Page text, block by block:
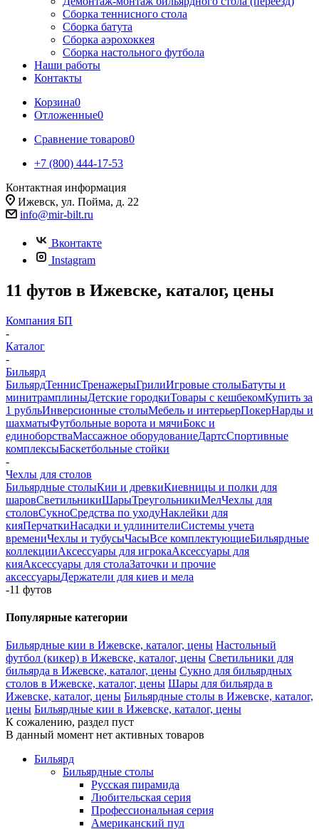
Сборка теннисного стола
Сборка батута
Сборка аэрохоккея
Сборка настольного футбола
Наши работы
Контакты
Корзина0
Отложенные0
Сравнение товаров0
+7 (800) 444-17-53
Контактная информация
Ижевск, ул. Пойма, д. 22
info@mir-bilt.ru
Вконтакте
Instagram
11 футов в Ижевске, каталог, цены
Компания БП
-
Каталог
-
Бильярд
БильярдТеннисТренажерыГрилиИгровые столыБатуты и
минитрамплиныДетские городкиТовары с кешбекомКупить за
1 рубльИнверсионные столыМебель и интерьерПокерНарды и
шахматыФутбольные ворота и мячиБокс и
единоборстваМассажное оборудованиеДартсСпортивные
комплексыБаскетбольные стойки
-
Чехлы для столов
Бильярдные столыКии и древкиКиевницы и полки для
шаровСветильникиШарыТреугольникиМелЧехлы для
столовСукноСредства по уходуНаклейки для
кияПерчаткиНасадки и удлинителиСистемы учета
времениЧехлы и тубусыЧасыВсе комплектующиеБильярдные
коллекцииАксессуары для игрокаАксессуары для
кияАксессуары для столаЗаточки и прочие
аксессуарыДержатели для киев и мела
-11 футов
Популярные категории
Бильярдные кии в Ижевске, каталог, цены Настольный
футбол (кикер) в Ижевске, каталог, цены Светильники для
бильярда в Ижевске, каталог, цены Сукно для бильярдных
столов в Ижевске, каталог, цены Шары для бильярда в
Ижевске, каталог, цены Бильярдные столы в Ижевске, каталог,
цены Бильярдные кии в Ижевске, каталог, цены
К сожалению, раздел пуст
В данный момент нет активных товаров
Бильярд
Бильярдные столы
Русская пирамида
Любительская серия
Профессиональная серия
Американский пул